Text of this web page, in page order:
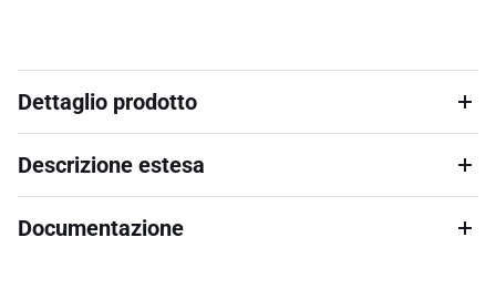
Dettaglio prodotto
Descrizione estesa
Documentazione